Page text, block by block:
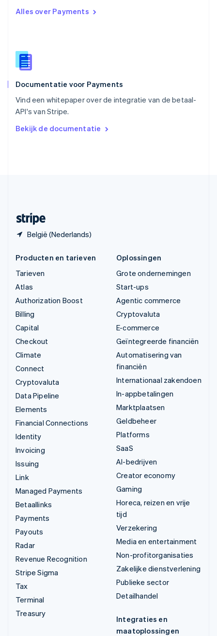
Alles over Payments
Documentatie voor Payments
Vind een whitepaper over de integratie van de betaal-
API's van Stripe.
Bekijk de documentatie
België (Nederlands)
EnglishItaliano
Español
Thailand
Tsjechië
Vasteland van China
简体中文English
English
Producten en tarieven
Tarieven
Atlas
Authorization Boost
Billing
Capital
Checkout
Climate
Connect
Cryptovaluta
Data Pipeline
Elements
Financial Connections
Identity
Invoicing
Issuing
Link
Managed Payments
Betaallinks
Payments
Payouts
Radar
Revenue Recognition
Stripe Sigma
Tax
Terminal
Treasury
Oplossingen
Grote ondernemingen
Start-ups
Agentic commerce
Cryptovaluta
E-commerce
Geïntegreerde financiën
Automatisering van
financiën
Internationaal zakendoen
In-appbetalingen
Marktplaatsen
Geldbeheer
Platforms
SaaS
AI-bedrijven
Creator economy
Gaming
Horeca, reizen en vrije
tijd
Verzekering
Media en entertainment
Non-profitorganisaties
Zakelijke dienstverlening
Publieke sector
Detailhandel
Integraties en
maatoplossingen